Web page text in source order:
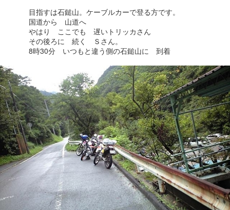
目指すは石鎚山。ケーブルカーで登る方です。
国道から 山道へ
やはり ここでも 遅いトリッカさん
その後ろに 続く Ｓさん。
8時30分 いつもと違う側の石鎚山に 到着